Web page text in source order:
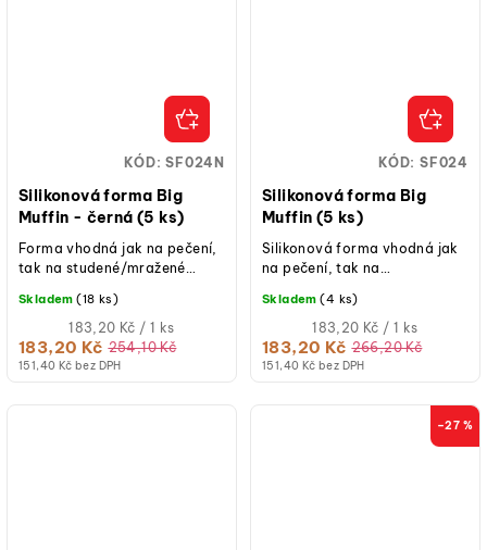
Silikonová forma Big
Muffin - černá (5 ks)
151,40 Kč bez DPH
183,20 Kč 254,10 Kč
Měrná
cena:
183,20 Kč / 1 ks
Skladem (18 ks)
Forma vhodná jak na pečení,
tak na studené/mražené
KÓD:SF024N
Silikonová forma Big
Muffin (5 ks)
151,40 Kč bez DPH
183,20 Kč 266,20 Kč
Měrná
cena:
183,20 Kč / 1 ks
Skladem (4 ks)
Silikonová forma vhodná jak
na pečení, tak na
KÓD: SF024
–27 %